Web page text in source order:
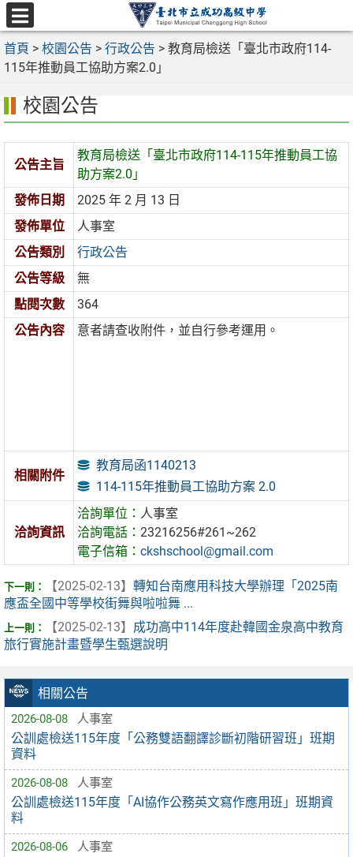
跳
至
主
要
區
選
單
首頁 > 校園公告 > 行政公告 > 教育局檢送「臺北市政府114-
115年推動員工協助方案2.0」
相關公告
2026-08-08 人事室
公訓處檢送115年度「公務雙語翻譯診斷初階研習班」班期
資料
2026-08-08 人事室
公訓處檢送115年度「AI協作公務英文寫作應用班」班期資
料
2026-08-06 人事室
校園公告
公告主旨
教育局檢送「臺北市政府114-115年推動員工協
助方案2.0」
發佈日期
2025 年 2 月 13 日
發佈單位
人事室
公告類別
行政公告
公告等級
無
點閱次數
364
公告內容
意者請查收附件，並自行參考運用。
相關附件
教育局函1140213
114-115年推動員工協助方案 2.0
洽詢資訊
洽詢單位： 人事室
洽詢電話：23216256#261~262
電子信箱：ckshschool@gmail.com
【2025-02-13】 轉知台南應用科技大學辦理「2025南
應盃全國中等學校街舞與啦啦舞 ...
【2025-02-13】 成功高中114年度赴韓國金泉高中教育
旅行實施計畫暨學生甄選說明